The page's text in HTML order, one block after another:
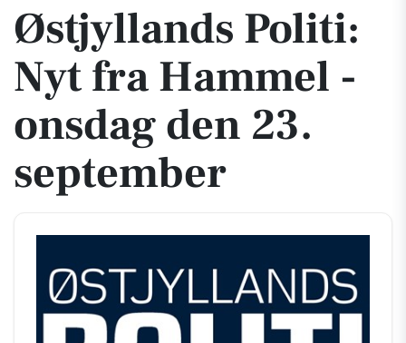
Østjyllands Politi:
Nyt fra Hammel -
onsdag den 23.
september